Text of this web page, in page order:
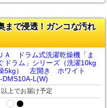
まで浸透！ガンコな汚れ
Ａ ドラム式洗濯乾燥機「ま
ドラム」シリーズ（洗濯10kg
5kg） 左開き ホワイト
DMS10A-L(W)
上でお届け予定